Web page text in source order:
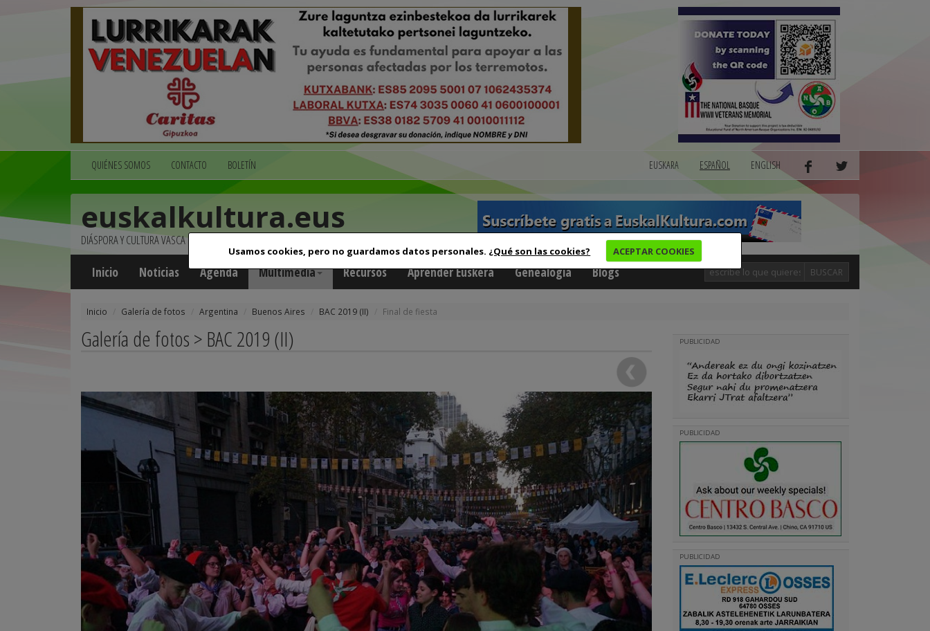
Usamos cookies, pero no guardamos datos personales. ¿Qué son las cookies? ACEPTAR COOKIES
QUIÉNES SOMOS CONTACTO BOLETÍN EUSKARA ESPAÑOL ENGLISH
euskalkultura.eus
DIÁSPORA Y CULTURA VASCA
Inicio Noticias Agenda Multimedia Recursos Aprender Euskera Genealogía Blogs BUSCAR
Inicio Galería de fotos Argentina Buenos Aires BAC 2019 (II) Final de fiesta
Galería de fotos > BAC 2019 (II) PUBLICIDAD
PUBLICIDAD
PUBLICIDAD